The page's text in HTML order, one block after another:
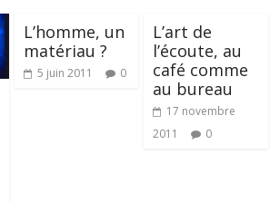
L’homme, un
matériau ?
5 juin 2011 0
L’art de
l’écoute, au
café comme
au bureau
17 novembre
2011
0